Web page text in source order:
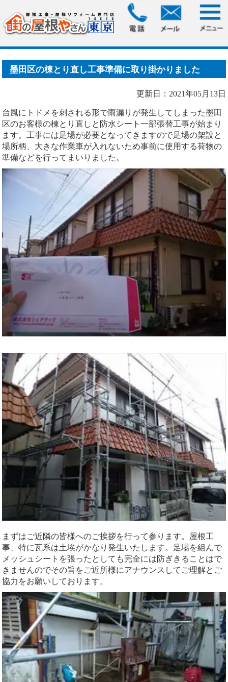
> 墨田区の棟とり直し工事準備に取り掛かり
ました
墨田区の棟とり直し工事準備に取り掛かりました
更新日：2021年05月13日
台風にトドメを刺される形で雨漏りが発生してしまった墨田
区のお客様の棟とり直しと防水シート一部張替工事が始まり
ます。工事には足場が必要となってきますので足場の架設と
場所柄、大きな作業車が入れないため事前に使用する荷物の
準備などを行ってまいりました。
まずはご近隣の皆様へのご挨拶を行って参ります。屋根工
事、特に瓦系は土埃がかなり発生いたします。足場を組んで
メッシュシートを張ったとしても完全には防ぎきることはで
きませんのでその旨をご近所様にアナウンスしてご理解とご
協力をお願いしております。